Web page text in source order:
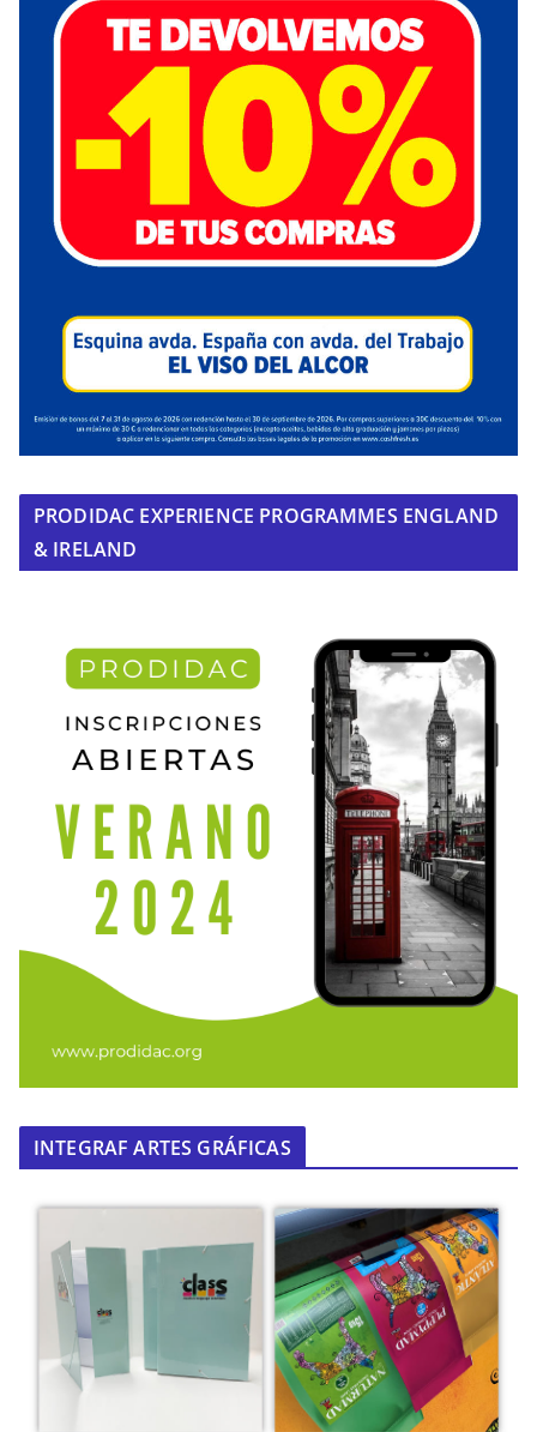
PRODIDAC EXPERIENCE PROGRAMMES ENGLAND
& IRELAND
INTEGRAF ARTES GRÁFICAS